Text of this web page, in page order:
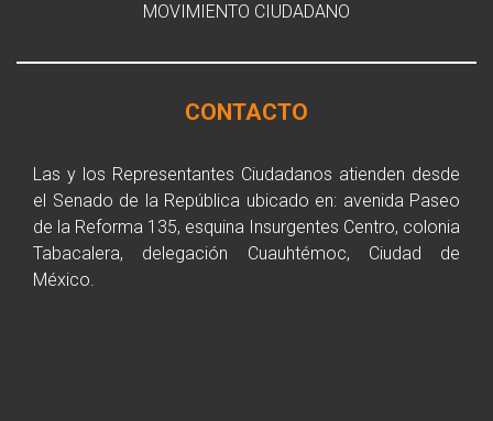
MOVIMIENTO CIUDADANO
CONTACTO
Las y los Representantes Ciudadanos atienden desde
el Senado de la República ubicado en: avenida Paseo
de la Reforma 135, esquina Insurgentes Centro, colonia
Tabacalera, delegación Cuauhtémoc, Ciudad de
México.